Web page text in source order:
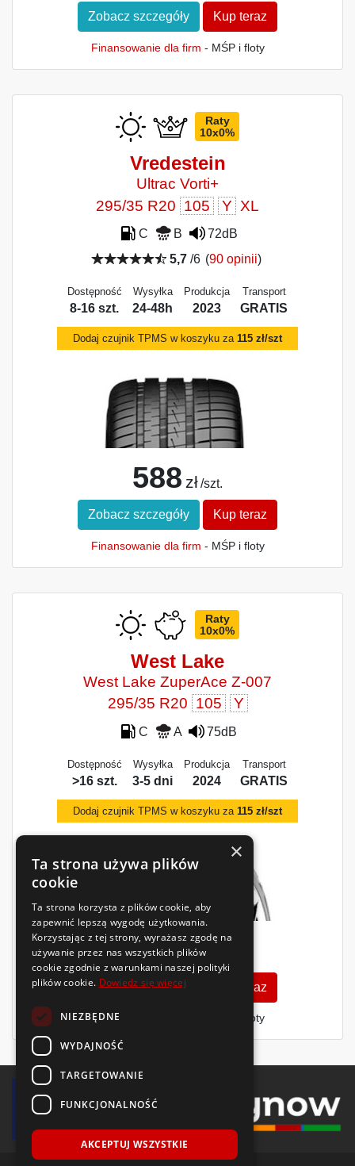
Zobacz szczegóły Kup teraz
Finansowanie dla firm - MŚP i floty
Raty
10x0%
Vredestein
Ultrac Vorti+
295/35 R20 105 Y XL
C B
72dB
5,7/6 (90 opinii)
Dostępność
8-16 szt.
Wysyłka
24-48h
Produkcja
2023
Transport
GRATIS
Dodaj czujnik TPMS w koszyku za 115 zł/szt
588 zł /szt.
Zobacz szczegóły Kup teraz
Finansowanie dla firm - MŚP i floty
Raty
10x0%
West Lake
West Lake ZuperAce Z-007
295/35 R20 105 Y
C A 75dB
Dostępność
>16 szt.
Wysyłka
3-5 dni
Produkcja
2024
Transport
GRATIS
Dodaj czujnik TPMS w koszyku za 115 zł/szt
622 zł/szt.
Zobacz szczegóły Kup teraz
Finansowanie dla firm - MŚP i floty
×
Ta strona używa plików
cookie
Ta strona korzysta z plików cookie, aby
zapewnić lepszą wygodę użytkowania.
Korzystając z tej strony, wyrażasz zgodę na
używanie przez nas wszystkich plików
cookie zgodnie z warunkami naszej polityki
plików cookie. Dowiedz się więcej
NIEZBĘDNE
WYDAJNOŚĆ
TARGETOWANIE
FUNKCJONALNOŚĆ
AKCEPTUJ WSZYSTKIE